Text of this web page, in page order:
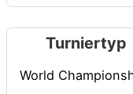
Turniertyp
World